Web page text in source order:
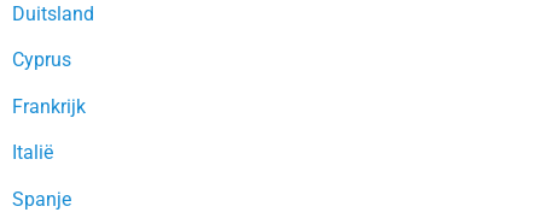
Duitsland
Cyprus
Frankrijk
Italië
Spanje